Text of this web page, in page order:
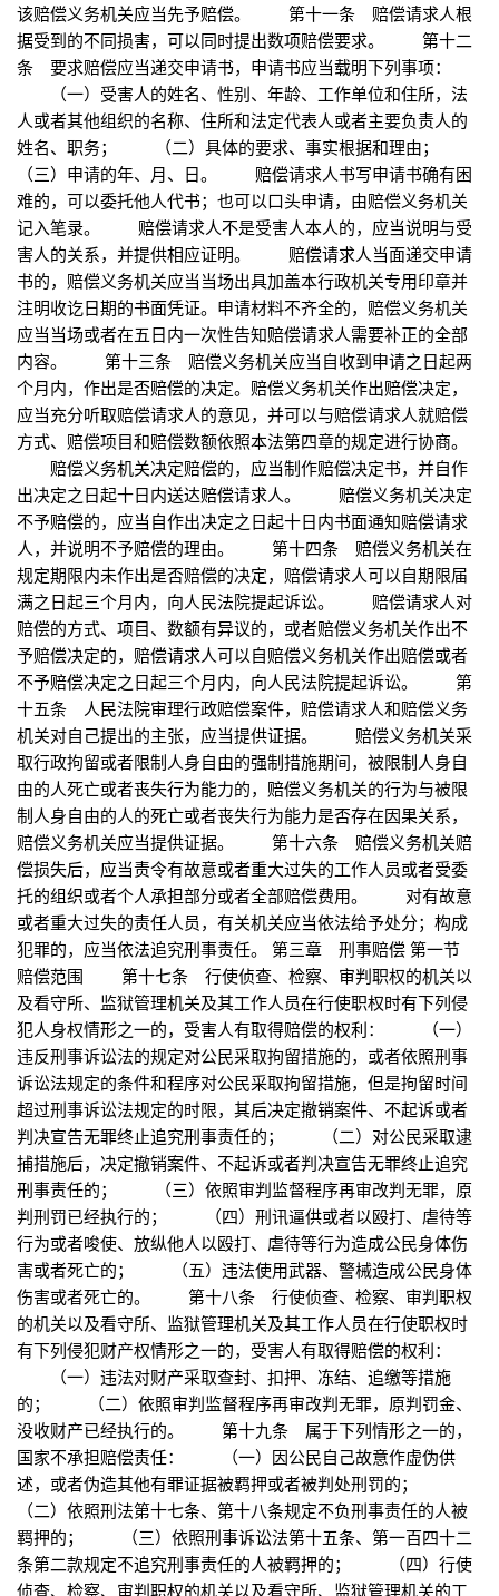
该赔偿义务机关应当先予赔偿。 第十一条 赔偿请求人根
据受到的不同损害，可以同时提出数项赔偿要求。 第十二
条 要求赔偿应当递交申请书，申请书应当载明下列事项：
（一）受害人的姓名、性别、年龄、工作单位和住所，法
人或者其他组织的名称、住所和法定代表人或者主要负责人的
姓名、职务； （二）具体的要求、事实根据和理由；
（三）申请的年、月、日。 赔偿请求人书写申请书确有困
难的，可以委托他人代书；也可以口头申请，由赔偿义务机关
记入笔录。 赔偿请求人不是受害人本人的，应当说明与受
害人的关系，并提供相应证明。 赔偿请求人当面递交申请
书的，赔偿义务机关应当当场出具加盖本行政机关专用印章并
注明收讫日期的书面凭证。申请材料不齐全的，赔偿义务机关
应当当场或者在五日内一次性告知赔偿请求人需要补正的全部
内容。 第十三条 赔偿义务机关应当自收到申请之日起两
个月内，作出是否赔偿的决定。赔偿义务机关作出赔偿决定，
应当充分听取赔偿请求人的意见，并可以与赔偿请求人就赔偿
方式、赔偿项目和赔偿数额依照本法第四章的规定进行协商。
赔偿义务机关决定赔偿的，应当制作赔偿决定书，并自作
出决定之日起十日内送达赔偿请求人。 赔偿义务机关决定
不予赔偿的，应当自作出决定之日起十日内书面通知赔偿请求
人，并说明不予赔偿的理由。 第十四条 赔偿义务机关在
规定期限内未作出是否赔偿的决定，赔偿请求人可以自期限届
满之日起三个月内，向人民法院提起诉讼。 赔偿请求人对
赔偿的方式、项目、数额有异议的，或者赔偿义务机关作出不
予赔偿决定的，赔偿请求人可以自赔偿义务机关作出赔偿或者
不予赔偿决定之日起三个月内，向人民法院提起诉讼。 第
十五条 人民法院审理行政赔偿案件，赔偿请求人和赔偿义务
机关对自己提出的主张，应当提供证据。 赔偿义务机关采
取行政拘留或者限制人身自由的强制措施期间，被限制人身自
由的人死亡或者丧失行为能力的，赔偿义务机关的行为与被限
制人身自由的人的死亡或者丧失行为能力是否存在因果关系，
赔偿义务机关应当提供证据。 第十六条 赔偿义务机关赔
偿损失后，应当责令有故意或者重大过失的工作人员或者受委
托的组织或者个人承担部分或者全部赔偿费用。 对有故意
或者重大过失的责任人员，有关机关应当依法给予处分；构成
犯罪的，应当依法追究刑事责任。 第三章 刑事赔偿 第一节
赔偿范围 第十七条 行使侦查、检察、审判职权的机关以
及看守所、监狱管理机关及其工作人员在行使职权时有下列侵
犯人身权情形之一的，受害人有取得赔偿的权利： （一）
违反刑事诉讼法的规定对公民采取拘留措施的，或者依照刑事
诉讼法规定的条件和程序对公民采取拘留措施，但是拘留时间
超过刑事诉讼法规定的时限，其后决定撤销案件、不起诉或者
判决宣告无罪终止追究刑事责任的； （二）对公民采取逮
捕措施后，决定撤销案件、不起诉或者判决宣告无罪终止追究
刑事责任的； （三）依照审判监督程序再审改判无罪，原
判刑罚已经执行的； （四）刑讯逼供或者以殴打、虐待等
行为或者唆使、放纵他人以殴打、虐待等行为造成公民身体伤
害或者死亡的； （五）违法使用武器、警械造成公民身体
伤害或者死亡的。 第十八条 行使侦查、检察、审判职权
的机关以及看守所、监狱管理机关及其工作人员在行使职权时
有下列侵犯财产权情形之一的，受害人有取得赔偿的权利：
（一）违法对财产采取查封、扣押、冻结、追缴等措施
的； （二）依照审判监督程序再审改判无罪，原判罚金、
没收财产已经执行的。 第十九条 属于下列情形之一的，
国家不承担赔偿责任： （一）因公民自己故意作虚伪供
述，或者伪造其他有罪证据被羁押或者被判处刑罚的；
（二）依照刑法第十七条、第十八条规定不负刑事责任的人被
羁押的； （三）依照刑事诉讼法第十五条、第一百四十二
条第二款规定不追究刑事责任的人被羁押的； （四）行使
侦查、检察、审判职权的机关以及看守所、监狱管理机关的工